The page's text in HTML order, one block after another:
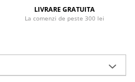
LIVRARE GRATUITA
La comenzi de peste 300 lei